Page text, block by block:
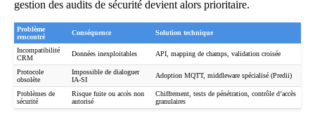
gestion des audits de sécurité devient alors prioritaire.
Problème
rencontré
Conséquence Solution technique
Incompatibilité
CRM
Données inexploitables API, mapping de champs, validation croisée
Protocole
obsolète
Impossible de dialoguer
IA-SI
Adoption MQTT, middleware spécialisé (Predii)
Problèmes de
sécurité
Risque fuite ou accès non
autorisé
Chiffrement, tests de pénétration, contrôle d’accès
granulaires